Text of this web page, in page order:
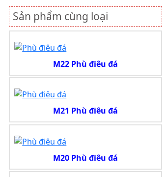
Sản phẩm cùng loại
M22 Phù điêu đá
M21 Phù điêu đá
M20 Phù điêu đá